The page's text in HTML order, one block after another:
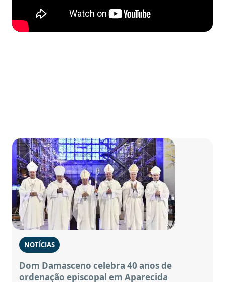
NOTÍCIAS
Dom Damasceno celebra 40 anos de
ordenação episcopal em Aparecida